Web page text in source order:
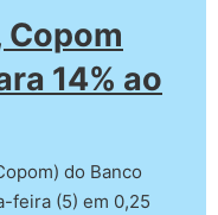
Copom
14% ao
do Banco
feira (5) em 0,25